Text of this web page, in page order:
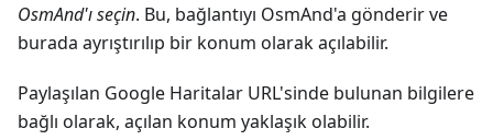
OsmAnd'ı seçin. Bu, bağlantıyı OsmAnd'a gönderir ve
burada ayrıştırılıp bir konum olarak açılabilir.
Paylaşılan Google Haritalar URL'sinde bulunan bilgilere
bağlı olarak, açılan konum yaklaşık olabilir.